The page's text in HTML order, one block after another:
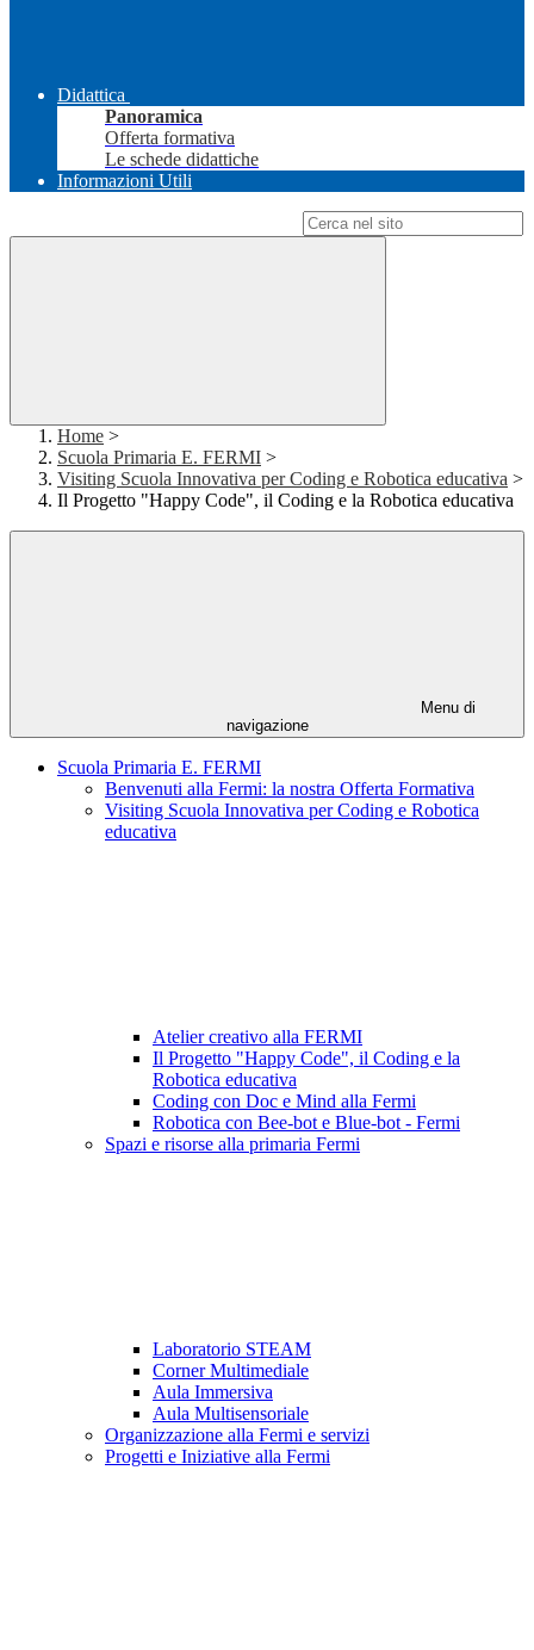
Didattica
Panoramica
Offerta formativa
Le schede didattiche
Informazioni Utili
Home >
Scuola Primaria E. FERMI >
Visiting Scuola Innovativa per Coding e Robotica educativa >
Il Progetto "Happy Code", il Coding e la Robotica educativa
Menu di
navigazione
Scuola Primaria E. FERMI
Benvenuti alla Fermi: la nostra Offerta Formativa
Visiting Scuola Innovativa per Coding e Robotica
educativa
Atelier creativo alla FERMI
Il Progetto "Happy Code", il Coding e la
Robotica educativa
Coding con Doc e Mind alla Fermi
Robotica con Bee-bot e Blue-bot - Fermi
Spazi e risorse alla primaria Fermi
Laboratorio STEAM
Corner Multimediale
Aula Immersiva
Aula Multisensoriale
Organizzazione alla Fermi e servizi
Progetti e Iniziative alla Fermi